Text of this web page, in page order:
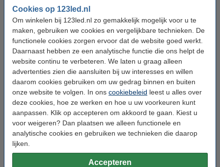
Cookies op 123led.nl
Om winkelen bij 123led.nl zo gemakkelijk mogelijk voor u te
maken, gebruiken we cookies en vergelijkbare technieken. De
functionele cookies zorgen ervoor dat de website goed werkt.
Daarnaast hebben ze een analytische functie die ons helpt de
website continu te verbeteren. We laten u graag alleen
advertenties zien die aansluiten bij uw interesses en willen
daarom cookies gebruiken om uw gedrag binnen en buiten
onze website te volgen. In ons cookiebeleid leest u alles over
deze cookies, hoe ze werken en hoe u uw voorkeuren kunt
aanpassen. Klik op accepteren om akkoord te gaan. Kiest u
voor weigeren? Dan plaatsen we alleen functionele en
analytische cookies en gebruiken we technieken die daarop
lijken.
Accepteren
Dimbaar: Nee
Voltage: 220-240 V
Ingangsfrequentie: 50-60Hz
Afmetingen: 82 x 34 mm (bxh)
Inbouwdiepte: 50 mm
Beschermingsniveau: IP20
Energielabel: F
Extra info:
uw oude apparaat